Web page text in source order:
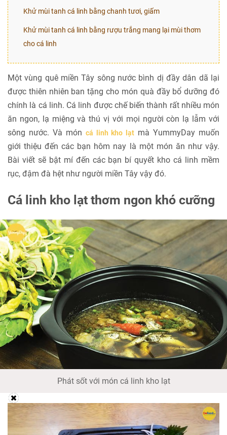
Khử mùi tanh cá linh bằng chanh tươi, giấm
Khử mùi tanh cá linh bằng rượu trắng mang lại mùi thơm
cho cá linh
Một vùng quê miền Tây sông nước bình dị đầy dân dã lại
được thiên nhiên ban tặng cho món quà đầy bổ dưỡng đó
chính là cá linh. Cá linh được chế biến thành rất nhiều món
ăn ngon, lạ miệng và thú vị với mọi người còn lạ lẫm với
sông nước. Và món cá linh kho lạt mà YummyDay muốn
giới thiệu đến các bạn hôm nay là một món ăn như vậy.
Bài viết sẽ bật mí đến các bạn bí quyết kho cá linh mềm
rục, đậm đà hệt như người miền Tây vậy đó.
Cá linh kho lạt thơm ngon khó cưỡng
Phát sốt với món cá linh kho lạt